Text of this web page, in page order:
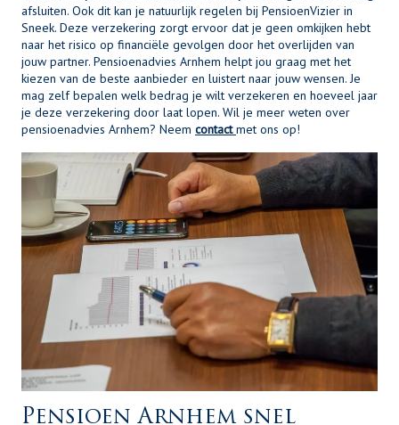
afsluiten. Ook dit kan je natuurlijk regelen bij PensioenVizier in
Sneek. Deze verzekering zorgt ervoor dat je geen omkijken hebt
naar het risico op financiële gevolgen door het overlijden van
jouw partner. Pensioenadvies Arnhem helpt jou graag met het
kiezen van de beste aanbieder en luistert naar jouw wensen. Je
mag zelf bepalen welk bedrag je wilt verzekeren en hoeveel jaar
je deze verzekering door laat lopen. Wil je meer weten over
pensioenadvies Arnhem? Neem contactmet ons op!
Pensioen Arnhem snel